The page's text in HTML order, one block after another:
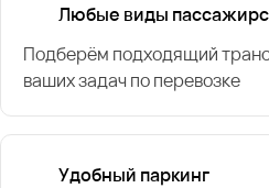
Любые виды
Подберём подходящий
ваших задач по перевозке
Удобный паркинг